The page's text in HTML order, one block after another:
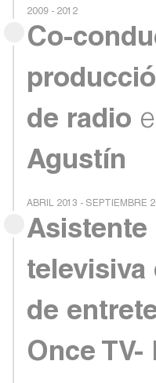
2009 - 2012
Co-
de radio
Agustín
ABRIL 2013 - SEPTIEMBRE
Asistente
televisiva
de
Once TV-